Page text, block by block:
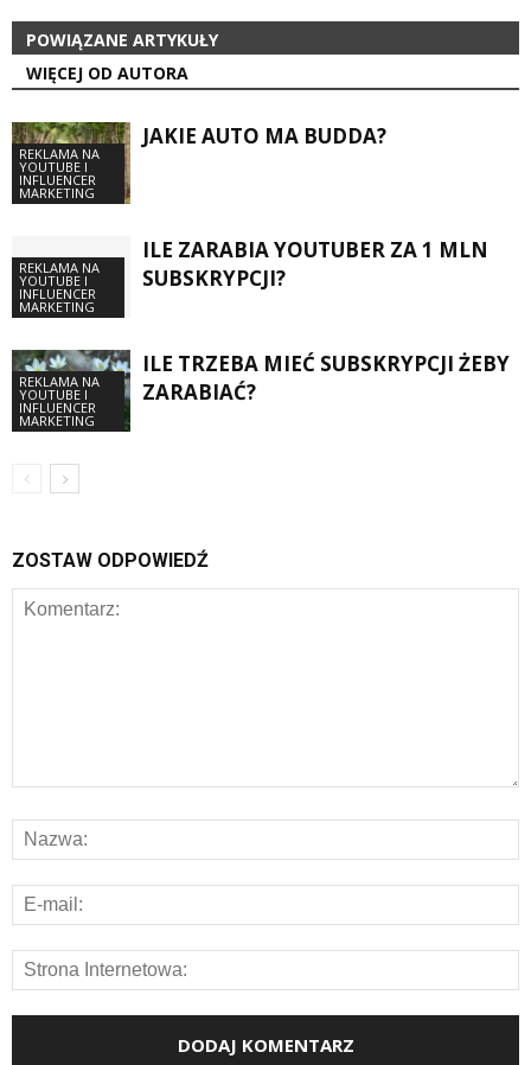
POWIĄZANE ARTYKUŁY
WIĘCEJ OD AUTORA
REKLAMA NA
YOUTUBE I
INFLUENCER
MARKETING
JAKIE AUTO MA BUDDA?
REKLAMA NA
YOUTUBE I
INFLUENCER
MARKETING
ILE ZARABIA YOUTUBER ZA 1 MLN
SUBSKRYPCJI?
REKLAMA NA
YOUTUBE I
INFLUENCER
MARKETING
ILE TRZEBA MIEĆ SUBSKRYPCJI ŻEBY
ZARABIAĆ?
ZOSTAW ODPOWIEDŹ